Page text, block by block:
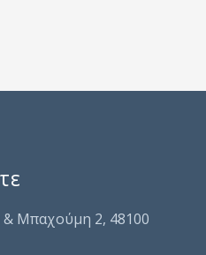
& Μπαχούμη 2, 48100